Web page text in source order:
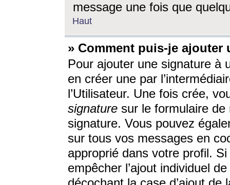
message une fois que
Haut
» Comment puis-je ajouter
Pour ajouter une signature à
en créer une par
l’Utilisateur. Une fois crée,
signature sur le formulaire de
signature. Vous pouvez
sur tous vos messages en
approprié dans votre profil.
empêcher l’ajout individuel